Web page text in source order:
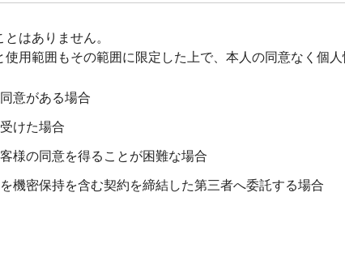
はありません。
用範囲もその範囲に限定した上で、本人の同意なく個人
意がある場合
けた場合
様の同意を得ることが困難な場合
機密保持を含む契約を締結した第三者へ委託する場合